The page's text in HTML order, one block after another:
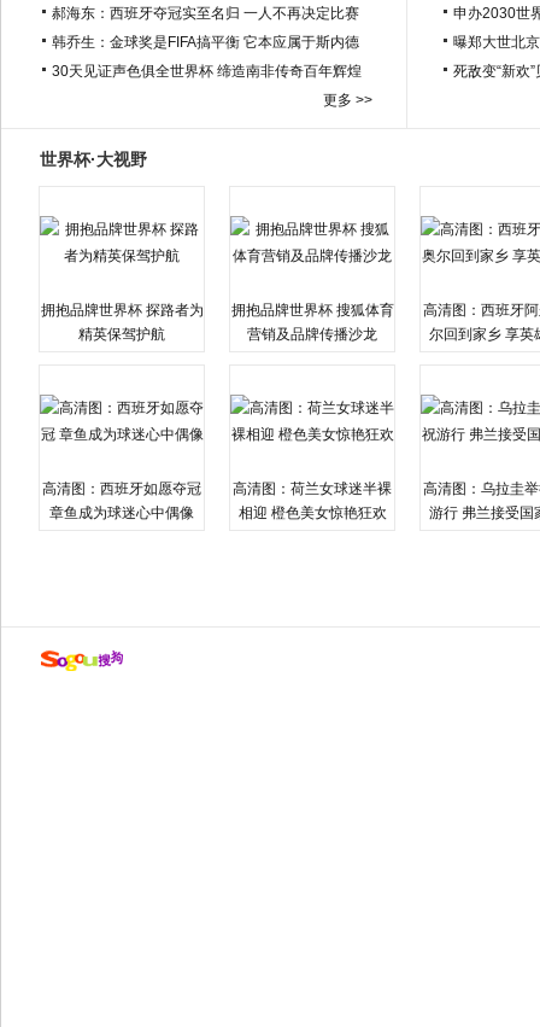
郝海东：西班牙夺冠实至名归 一人不再决定比赛
韩乔生：金球奖是FIFA搞平衡 它本应属于斯内德
30天见证声色俱全世界杯 缔造南非传奇百年辉煌
更多 >>
申办2030世
曝郑大世北
死敌变“新欢
世界杯·大视野
拥抱品牌世界杯 探路者为
精英保驾护航
拥抱品牌世界杯 搜狐体育
营销及品牌传播沙龙
高清图：西班牙
尔回到家乡 享英
高清图：西班牙如愿夺冠
章鱼成为球迷心中偶像
高清图：荷兰女球迷半裸
相迎 橙色美女惊艳狂欢
高清图：乌拉圭
游行 弗兰接受国